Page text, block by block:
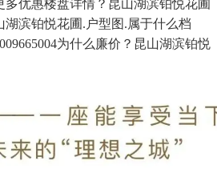
优惠楼盘详情？昆山湖滨铂悦花圃
湖滨铂悦花圃.户型图.属于什么档
为什么廉价？昆山湖滨铂悦